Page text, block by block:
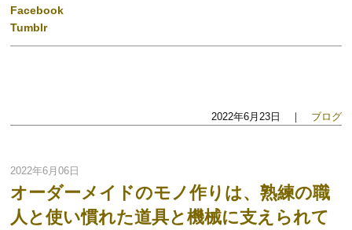
Facebook
Tumblr
2022年6月23日 ｜ ブログ
2022年6月06日
オーダーメイドのモノ作りは、熟練の職
人と使い慣れた道具と機械に支えられて